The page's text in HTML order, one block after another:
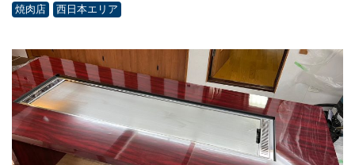
焼肉店
西日本エリア